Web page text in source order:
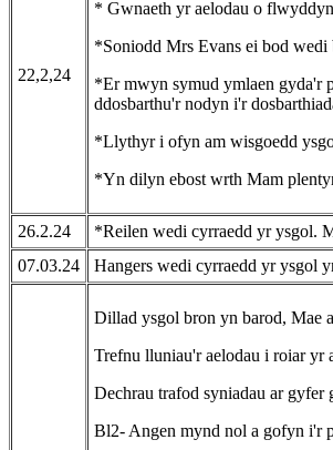
22,2,24
* Gwnaeth yr aelodau o
*Soniodd Mrs Evans ei bod
*Er mwyn symud ymlaen gyda'r
ddosbarthu'r nodyn i'r
*Llythyr i ofyn am wisgoedd
*Yn dilyn ebost wrth Mam
26.2.24
*Reilen wedi cyrraedd yr ysgol.
07.03.24
Hangers wedi cyrraedd yr ysgol
Dillad ysgol bron yn barod, Mae
Trefnu lluniau'r aelodau i roiar yr
Dechrau trafod syniadau ar gyfer
Bl2- Angen mynd nol a gofyn i'r